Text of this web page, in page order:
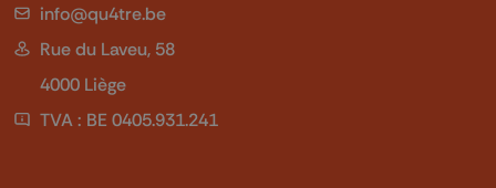
info@qu4tre.be
Rue du Laveu, 58
4000 Liège
TVA : BE 0405.931.241